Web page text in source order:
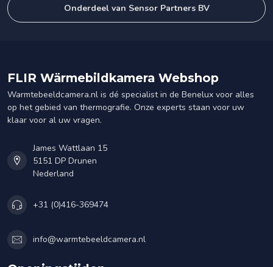
Onderdeel van Sensor Partners BV
FLIR Wärmebildkamera Webshop
Warmtebeeldcamera.nl is dé specialist in de Benelux voor alles
op het gebied van thermografie. Onze experts staan voor uw
klaar voor al uw vragen.
James Wattlaan 15
5151 DP Drunen
Nederland
+31 (0)416-369474
info@warmtebeeldcamera.nl